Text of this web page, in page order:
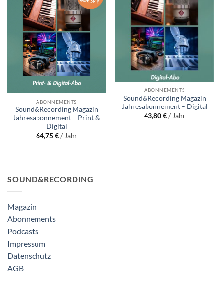
ABONNEMENTS
Sound&Recording Magazin
Jahresabonnement – Print &
Digital
64,75€ / Jahr
ABONNEMENTS
Sound&Recording Magazin
Jahresabonnement – Digital
43,80€ / Jahr
SOUND&RECORDING
Magazin
Abonnements
Podcasts
Impressum
Datenschutz
AGB